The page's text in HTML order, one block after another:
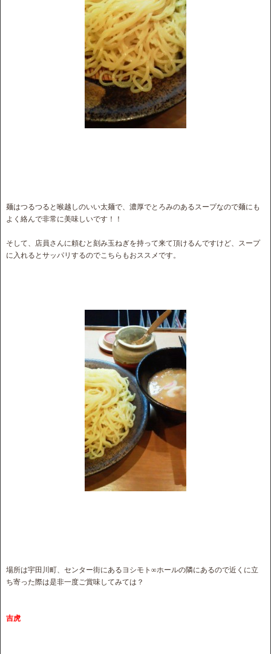
麺はつるつると喉越しのいい太麺で、濃厚でとろみのあるスープなので麺にも
よく絡んで非常に美味しいです！！
そして、店員さんに頼むと刻み玉ねぎを持って来て頂けるんですけど、スープ
に入れるとサッパリするのでこちらもおススメです。
場所は宇田川町、センター街にあるヨシモト∞ホールの隣にあるので近くに立
ち寄った際は是非一度ご賞味してみては？
吉虎